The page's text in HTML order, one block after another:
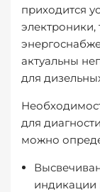
приходится
актуальны
для
для
можно
индикации